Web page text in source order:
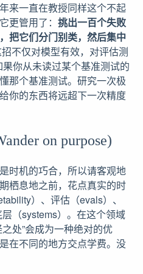
来一直在教授同样这个不起
更管用了： 挑出一百个失败
把它们分门别类，然后集中
不仅对模型有效，对评估测
你从未读过某个基准测试的
那个基准测试。研究一次极
你的东西将远超下一次精度
on purpose)
时机的巧合，所以请客观地
栖息地之前，花点真实的时
）、评估（evals）、
（systems）。在这个领域
处”会成为一种绝对的优
在不同的地方交点学费。没